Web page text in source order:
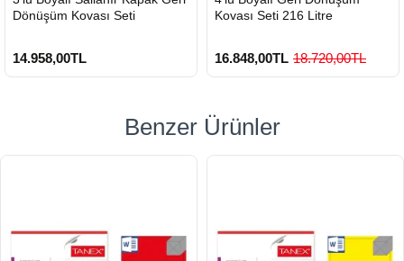
Dönüşüm Kovası Seti
14.958,00TL
Kovası Seti 216 Litre
16.848,00TL 18.720,00TL
Benzer Ürünler